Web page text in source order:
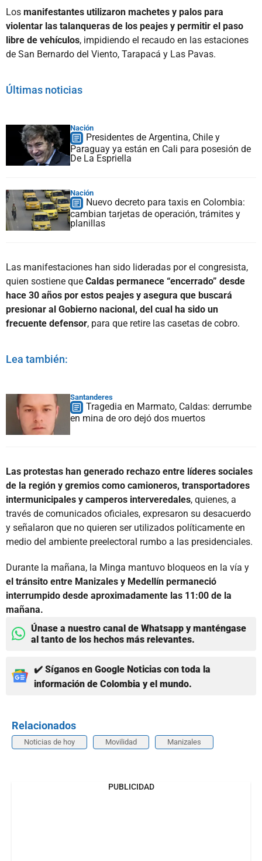
Los manifestantes utilizaron machetes y palos para
violentar las talanqueras de los peajes y permitir el paso
libre de vehículos, impidiendo el recaudo en las estaciones
de San Bernardo del Viento, Tarapacá y Las Pavas.
Últimas noticias
Nación
Presidentes de Argentina, Chile y
Paraguay ya están en Cali para posesión de
De La Espriella
Nación
Nuevo decreto para taxis en Colombia:
cambian tarjetas de operación, trámites y
planillas
Las manifestaciones han sido lideradas por el congresista,
quien sostiene que Caldas permanece “encerrado” desde
hace 30 años por estos peajes y asegura que buscará
presionar al Gobierno nacional, del cual ha sido un
frecuente defensor, para que retire las casetas de cobro.
Lea también:
Santanderes
Tragedia en Marmato, Caldas: derrumbe
en mina de oro dejó dos muertos
Las protestas han generado rechazo entre líderes sociales
de la región y gremios como camioneros, transportadores
intermunicipales y camperos interveredales, quienes, a
través de comunicados oficiales, expresaron su desacuerdo
y señalaron que no quieren ser utilizados políticamente en
medio del ambiente preelectoral rumbo a las presidenciales.
Durante la mañana, la Minga mantuvo bloqueos en la vía y
el tránsito entre Manizales y Medellín permaneció
interrumpido desde aproximadamente las 11:00 de la
mañana.
Únase a nuestro canal de Whatsapp y manténgase
al tanto de los hechos más relevantes.
✔️ Síganos en Google Noticias con toda la
información de Colombia y el mundo.
Relacionados
Noticias de hoy Movilidad Manizales
PUBLICIDAD